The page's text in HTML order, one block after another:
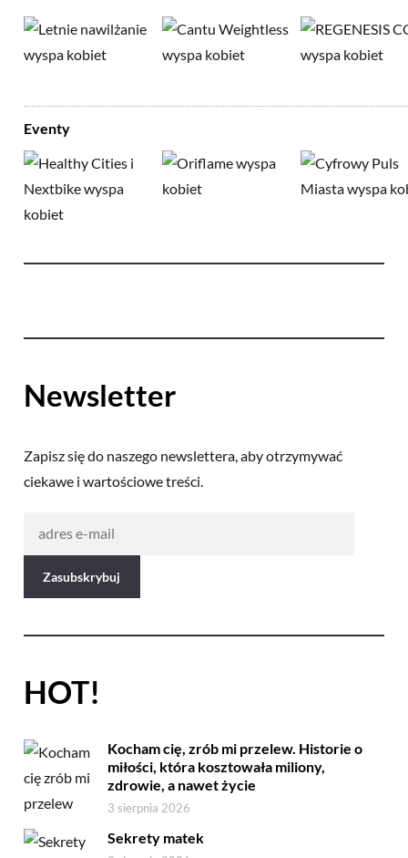
Eventy
Newsletter
Zapisz się do naszego newslettera, aby otrzymywać
ciekawe i wartościowe treści.
HOT!
Kocham cię, zrób mi przelew. Historie o
miłości, która kosztowała miliony,
zdrowie, a nawet życie
3 sierpnia 2026
Sekrety matek